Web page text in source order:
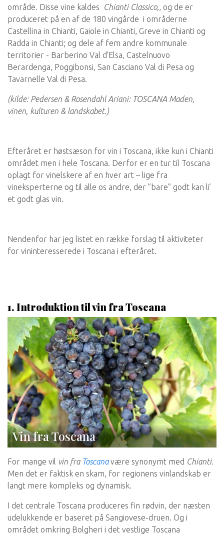
område. Disse vine kaldes
Chianti Classico,, og de er
produceret på en af de 180 vingårde i områderne
Castellina in Chianti, Gaiole in Chianti, Greve in Chianti og
Radda in Chianti; og dele af fem andre kommunale
territorier - Barberino Val d’Elsa, Castelnuovo
Berardenga, Poggibonsi, San Casciano Val di Pesa og
Tavarnelle Val di Pesa.
(kilde: Pedersen & Rosendahl Ariani: TOSCANA Maden,
vinen, kulturen & landskabet.)
Efteråret er høstsæson for vin i Toscana, ikke kun i Chianti
området men i hele Toscana. Derfor er en tur til Toscana
oplagt for vinelskere af en hver art – lige fra
vineksperterne og til alle os andre, der ”bare” godt kan li’
et godt glas vin.
Nendenfor har jeg listet en række forslag til aktiviteter
for vininteresserede i Toscana i efteråret.
1. Introduktion til vin fra Toscana
Vin fra Toscana
For mange vil vin fra Toscanavære synonymt med Chianti.
Men det er faktisk en skam, for regionens vinlandskab er
langt mere kompleks og dynamisk.
I det centrale Toscana produceres fin rødvin, der næsten
udelukkende er baseret på Sangiovese-druen. Og i
området omkring Bolgheri i det vestlige Toscana